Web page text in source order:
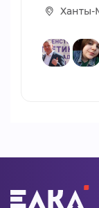
Ханты-